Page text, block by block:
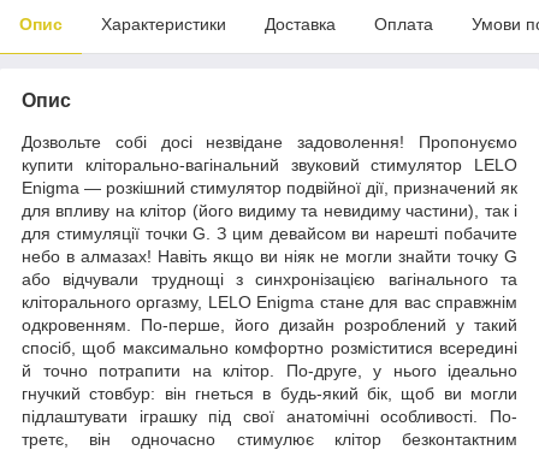
Опис Характеристики Доставка Оплата Умови
Опис
Дозвольте собі досі незвідане задоволення! Пропонуємо
купити кліторально-вагінальний звуковий стимулятор LELO
Enigma — розкішний стимулятор подвійної дії, призначений як
для впливу на клітор (його видиму та невидиму частини), так і
для стимуляції точки G. З цим девайсом ви нарешті побачите
небо в алмазах! Навіть якщо ви ніяк не могли знайти точку G
або відчували труднощі з синхронізацією вагінального та
кліторального оргазму, LELO Enigma стане для вас справжнім
одкровенням. По-перше, його дизайн розроблений у такий
спосіб, щоб максимально комфортно розміститися всередині
й точно потрапити на клітор. По-друге, у нього ідеально
гнучкий стовбур: він гнеться в будь-який бік, щоб ви могли
підлаштувати іграшку під свої анатомічні особливості. По-
третє, він одночасно стимулює клітор безконтактним